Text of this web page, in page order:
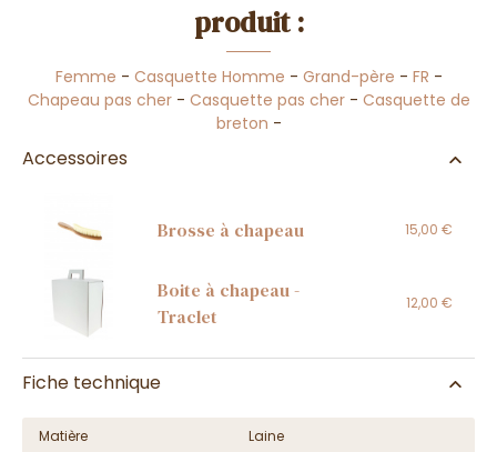
produit :
Femme - Casquette Homme - Grand-père - FR -
Chapeau pas cher- Casquette pas cher - Casquette de
breton -
Accessoires
Brosse à chapeau 15,00 €
Boite à chapeau -
Traclet
12,00 €
Fiche technique
Matière
Laine